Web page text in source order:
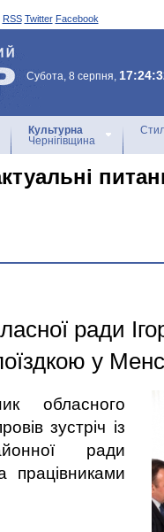
RSS Twitter Facebook
Субота, 8 серпня,
Культурна
Чернігівщина
ради
у
обласного
зустріч із
ради